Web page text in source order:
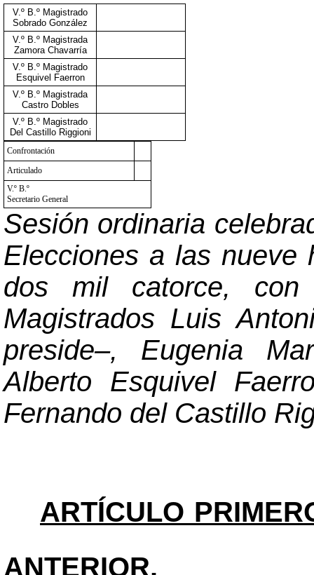
V.º B.º Magistrado
Sobrado González
V.º B.º Magistrada
Zamora Chavarría
V.º B.º Magistrado
Esquivel Faerron
V.º B.º Magistrada
Castro Dobles
V.º B.º Magistrado
Del Castillo Riggioni
Confrontación
Articulado
V.º B.º
Secretario General
Sesión ordinaria
Elecciones a las nueve
dos mil catorce, con
Magistrados Luis
preside–, Eugenia
Alberto Esquivel
Fernando del Castillo
ARTÍCULO
ANTERIOR.